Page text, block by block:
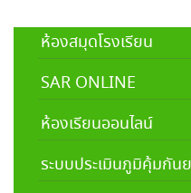
ห้องสมุดโรงเรียน
SAR ONLINE
ห้องเรียนออนไลน์
ระบบประเมินภูมิคุ้มกัน